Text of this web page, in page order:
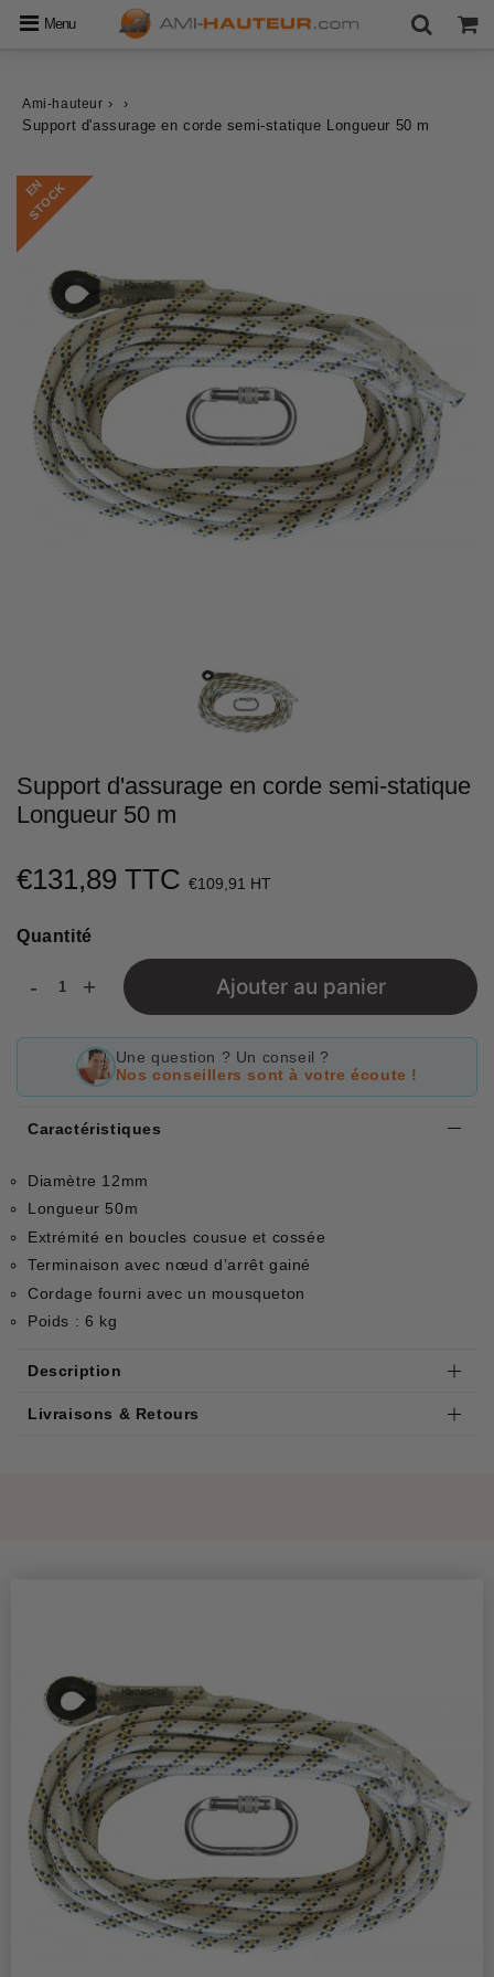
Menu
Ami-hauteur ›
›
Support d'assurage en corde semi-statique Longueur 50 m
E
N
S
T
O
C
K
Support d'assurage en corde semi-statique
Longueur 50 m
€131,89 TTC €109,91 HT
price
Quantité
- + Ajouter au panier
Une question ? Un conseil ?
Nos conseillers sont à votre écoute !
Caractéristiques
Diamètre 12mm
Longueur 50m
Extrémité en boucles cousue et cossée
Terminaison avec nœud d’arrêt gainé
Cordage fourni avec un mousqueton
Poids : 6 kg
Description
Livraisons & Retours